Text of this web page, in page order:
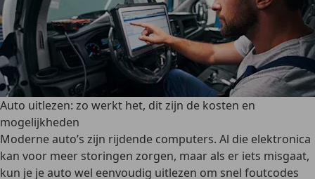
Auto uitlezen: zo werkt het, dit zijn de kosten en
mogelijkheden
Moderne auto’s zijn rijdende computers. Al die elektronica
kan voor meer storingen zorgen, maar als er iets misgaat,
kun je je auto wel eenvoudig uitlezen om snel foutcodes